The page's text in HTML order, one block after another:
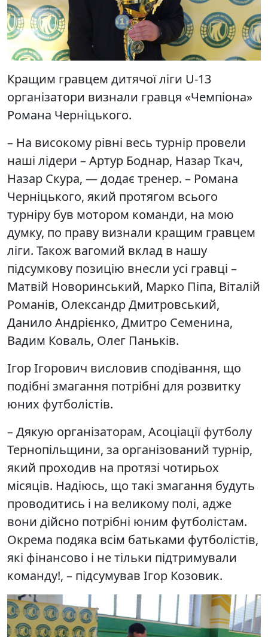
Кращим гравцем дитячої ліги U-13
організатори визнали гравця «Чемпіона»
Романа Черніцького.
– На високому рівні весь турнір провели
наші лідери – Артур Боднар, Назар Ткач,
Назар Скура, — додає тренер. – Романа
Черніцького, який протягом всього
турніру був мотором команди, на мою
думку, по праву визнали кращим гравцем
ліги. Також вагомий вклад в нашу
підсумкову позицію внесли усі гравці –
Матвій Новоринський, Марко Піпа, Віталій
Романів, Олександр Дмитровський,
Данило Андрієнко, Дмитро Семенина,
Вадим Коваль, Олег Паньків.
Ігор Ігорович висловив сподівання, що
подібні змагання потрібні для розвитку
юних футболістів.
– Дякую організаторам, Асоціації футболу
Тернопільщини, за організований турнір,
який проходив на протязі чотирьох
місяців. Надіюсь, що такі змагання будуть
проводитись і на великому полі, адже
вони дійсно потрібні юним футболістам.
Окрема подяка всім батьками футболістів,
які фінансово і не тільки підтримували
команду!, – підсумував Ігор Козовик.